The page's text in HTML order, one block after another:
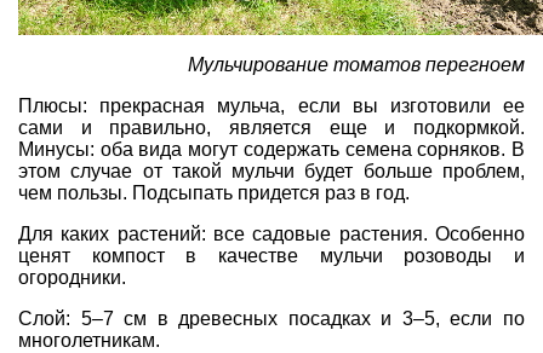
Мульчирование томатов перегноем
Плюсы: прекрасная мульча, если вы изготовили ее
сами и правильно, является еще и подкормкой.
Минусы: оба вида могут содержать семена сорняков. В
этом случае от такой мульчи будет больше проблем,
чем пользы. Подсыпать придется раз в год.
Для каких растений: все садовые растения. Особенно
ценят компост в качестве мульчи розоводы и
огородники.
Слой: 5–7 см в древесных посадках и 3–5, если по
многолетникам.